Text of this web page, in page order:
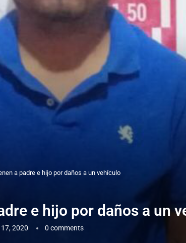
a padre e hijo por daños a un vehículo
e hijo por daños a un
2020 0 comments